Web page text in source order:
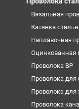
Вязальная
Катанка
Наплавочная
Оцинкованная
Проволока ВР
Проволока для
Проволока для
Проволока